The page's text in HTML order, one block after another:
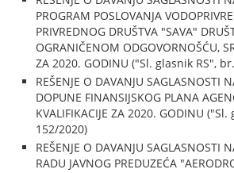
PROGRAM POSLOVANJA
PRIVREDNOG DRUŠTVA "SAVA"
OGRANIČENOM ODGOVORNOŠĆU,
ZA 2020. GODINU ("Sl. glasnik RS",
REŠENJE O DAVANJU SAGLASNOSTI
DOPUNE FINANSIJSKOG PLANA
KVALIFIKACIJE ZA 2020. GODINU
152/2020)
REŠENJE O DAVANJU SAGLASNOSTI
RADU JAVNOG PREDUZEĆA